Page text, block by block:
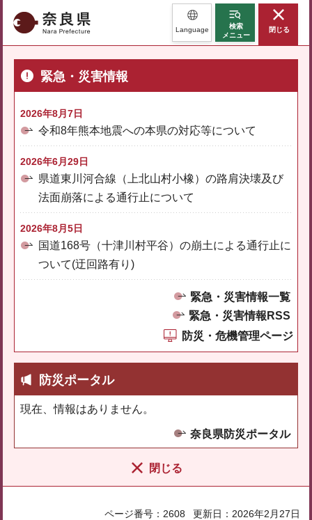
奈良県 Language
検索
メニュー
閉じる
緊急・災害情報
2026年8月7日
令和8年熊本地震への本県の対応等について
2026年6月29日
県道東川河合線（上北山村小橡）の路肩決壊及び
法面崩落による通行止について
2026年8月5日
国道168号（十津川村平谷）の崩土による通行止に
ついて(迂回路有り)
緊急・災害情報一覧
緊急・災害情報RSS
防災・危機管理ページ
防災ポータル
現在、情報はありません。
奈良県防災ポータル
閉じる
ページ番号：2608 更新日：2026年2月27日